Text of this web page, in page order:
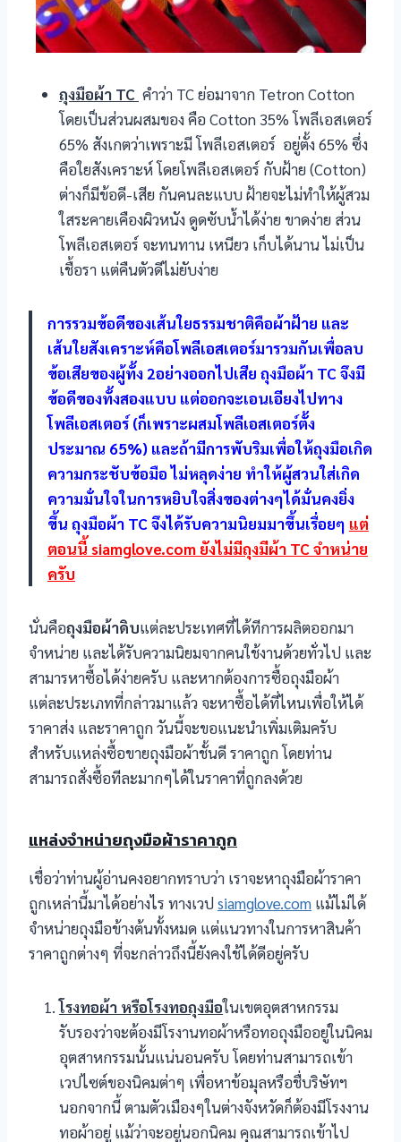
ถุงมือผ้า TC คำว่า TC ย่อมาจาก Tetron Cotton
โดยเป็นส่วนผสมของ คือ Cotton 35% โพลีเอสเตอร์
65% สังเกตว่าเพราะมี โพลีเอสเตอร์ อยู่ตั้ง 65% ซึ่ง
คือใยสังเคราะห์ โดยโพลีเอสเตอร์ กับฝ้าย (Cotton)
ต่างก็มีข้อดี-เสีย กันคนละแบบ ฝ้ายจะไม่ทำให้ผู้สวม
ใสระคายเคืองผิวหนัง ดูดซับน้ำได้ง่าย ขาดง่าย ส่วน
โพลีเอสเตอร์ จะทนทาน เหนียว เก็บได้นาน ไม่เป็น
เชื้อรา แต่คืนตัวดีไม่ยับง่าย
การรวมข้อดีของเส้นใยธรรมชาติคือผ้าฝ้าย และ
เส้นใยสังเคราะห์คือโพลีเอสเตอร์มารวมกันเพื่อลบ
ข้อเสียของผู้ทั้ง 2อย่างออกไปเสีย ถุงมือผ้า TC จึงมี
ข้อดีของทั้งสองแบบ แต่ออกจะเอนเอียงไปทาง
โพลีเอสเตอร์ (ก็เพราะผสมโพลีเอสเตอร์ตั้ง
ประมาณ 65%) และถ้ามีการพับริมเพื่อให้ถุงมือเกิด
ความกระชับข้อมือ ไม่หลุดง่าย ทำให้ผู้สวนใส่เกิด
ความมั่นใจในการหยิบใจสิ่งของต่างๆได้มั่นคงยิ่ง
ขึ้น ถุงมือผ้า TC จึงได้รับความนิยมมาขึ้นเรื่อยๆ แต่
ตอนนี้ siamglove.com ยังไม่มีถุงมีผ้า TC จำหน่าย
ครับ
นั่นคือถุงมือผ้าดิบแต่ละประเทศที่ได้ทีการผลิตออกมา
จำหน่าย และได้รับความนิยมจากคนใช้งานด้วยทั่วไป และ
สามารหาซื้อได้ง่ายครับ และหากต้องการซื้อถุงมือผ้า
แต่ละประเภทที่กล่าวมาแล้ว จะหาซื้อได้ที่ไหนเพื่อให้ได้
ราคาส่ง และราคาถูก วันนี้จะขอแนะนำเพิ่มเติมครับ
สำหรับแหล่งซื้อขายถุงมือผ้าชั้นดี ราคาถูก โดยท่าน
สามารถสั่งซื้อทีละมากๆได้ในราคาที่ถูกลงด้วย
แหล่งจำหน่ายถุงมือผ้าราคาถูก
เชื่อว่าท่านผู้อ่านคงอยากทราบว่า เราจะหาถุงมือผ้าราคา
ถูกเหล่านี้มาได้อย่างไร ทางเวป siamglove.com แม้ไม่ได้
จำหน่ายถุงมือข้างต้นทั้งหมด แต่แนวทางในการหาสินค้า
ราคาถูกต่างๆ ที่จะกล่าวถึงนี้ยังคงใช้ได้ดีอยู่ครับ
โรงทอผ้า หรือโรงทอถุงมือในเขตอุตสาหกรรม
รับรองว่าจะต้องมีโรงานทอผ้าหรือทอถุงมืออยู่ในนิคม
อุตสาหกรรมนั้นแน่นอนครับ โดยท่านสามารถเข้า
เวปไซต์ของนิคมต่าๆ เพื่อหาข้อมุลหรือชื่บริษัทฯ
นอกจากนี้ ตามตัวเมืองๆในต่างจังหวัดก็ต้องมีโรงงาน
ทอผ้าอยู่ แม้ว่าจะอยู่นอกนิคม คุณสามารถเข้าไป